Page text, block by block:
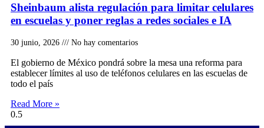
Sheinbaum alista regulación para limitar celulares
en escuelas y poner reglas a redes sociales e IA
30 junio, 2026 No hay comentarios
El gobierno de México pondrá sobre la mesa una reforma para
establecer límites al uso de teléfonos celulares en las escuelas de
todo el país
Read More »